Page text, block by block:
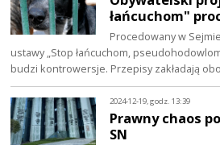
łańcuchom"
Procedowany w
ustawy „Stop łańcuchom,
budzi kontrowersje. Przepisy zakładają
2024-12-19, godz. 13:39
Prawny chaos
SN